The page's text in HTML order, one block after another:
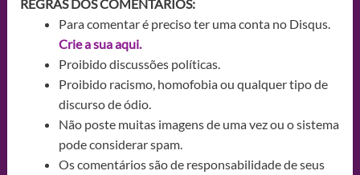
REGRAS DOS COMENTÁRIOS:
Para comentar é preciso ter uma conta no Disqus.
Crie a sua aqui.
Proibido discussões políticas.
Proibido racismo, homofobia ou qualquer tipo de
discurso de ódio.
Não poste muitas imagens de uma vez ou o sistema
pode considerar spam.
Os comentários são de responsabilidade de seus